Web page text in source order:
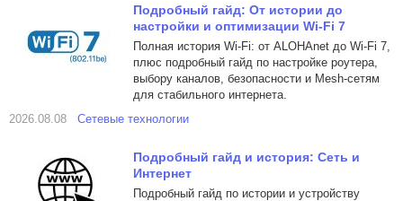
Подробный гайд: От истории до
настройки и оптимизации Wi-Fi 7
Полная история Wi-Fi: от ALOHAnet до Wi-Fi 7,
плюс подробный гайд по настройке роутера,
выбору каналов, безопасности и Mesh-сетям
для стабильного интернета.
2026.08.08
Сетевые технологии
Подробный гайд и история: Сеть и
Интернет
Подробный гайд по истории и устройству